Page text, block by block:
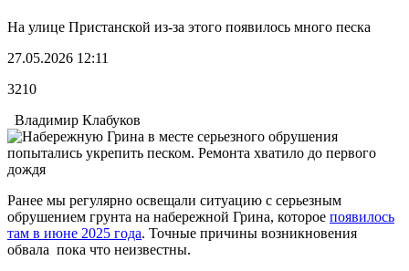
На улице Пристанской из-за этого появилось много песка
27.05.2026 12:11
3210
Владимир Клабуков
Ранее мы регулярно освещали ситуацию с серьезным
обрушением грунта на набережной Грина, которое появилось
там в июне 2025 года. Точные причины возникновения
обвала пока что неизвестны.